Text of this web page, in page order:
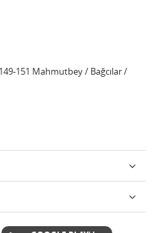
151 Mahmutbey / Bağcılar /